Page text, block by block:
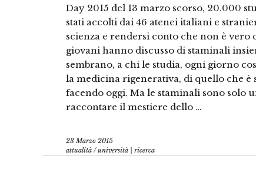
Day 2015 del 13 marzo scorso, 20.000
stati accolti dai 46 atenei italiani e
scienza e rendersi conto che non è
giovani hanno discusso di staminali
sembrano, a chi le studia, ogni giorno
la medicina rigenerativa, di quello che è
facendo oggi. Ma le staminali sono solo
raccontare il mestiere dello …
23 Marzo 2015
attualità /università | ricerca